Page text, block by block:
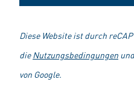
Diese Website ist durch
dieNutzungsbedingungen
von Google.